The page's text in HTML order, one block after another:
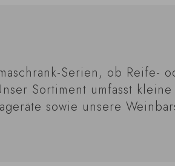
Serien, ob Reife-
Sortiment umfasst
sowie unsere